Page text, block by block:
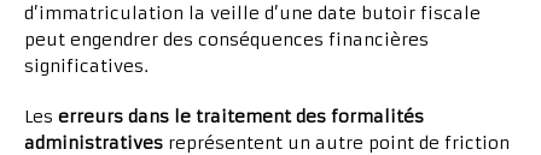
d’immatriculation la veille d’une date butoir fiscale
peut engendrer des conséquences financières
significatives.
Les erreurs dans le traitement des formalités
administratives représentent un autre point de friction